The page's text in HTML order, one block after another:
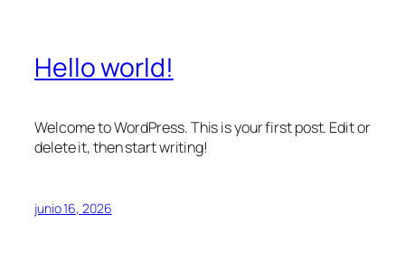
Hello world!
Welcome to WordPress. This is your first post. Edit or
delete it, then start writing!
junio 16, 2026